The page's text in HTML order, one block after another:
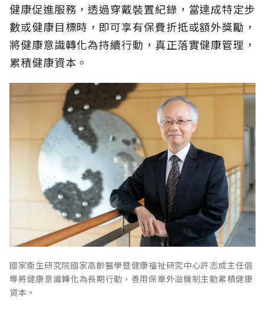
健康促進服務，透過穿戴裝置紀錄，當達成特定步
數或健康目標時，即可享有保費折抵或額外獎勵，
將健康意識轉化為持續行動，真正落實健康管理，
累積健康資本。
國家衛生研究院國家高齡醫學暨健康福祉研究中心許志成主任倡
導將健康意識轉化為長期行動，善用保單外溢機制主動累積健康
資本。